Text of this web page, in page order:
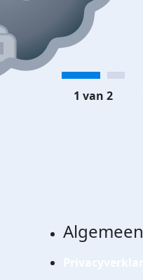
1 van 2
Algemeen